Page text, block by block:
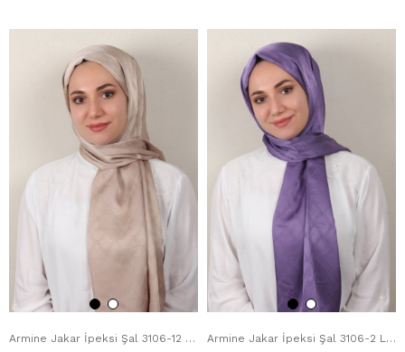
Armine Jakar İpeksi Şal 3106-12 Vizon Armine Jakar İpeksi Şal 3106-2 Lavanta